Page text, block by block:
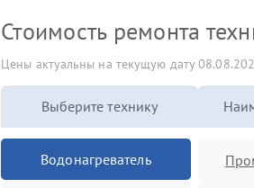
Стоимость ремонта
Цены актуальны на текущую дату
Выберите технику
Водонагреватель